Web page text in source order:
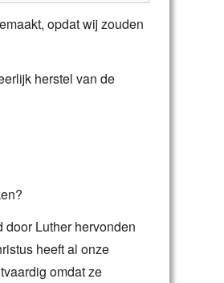
opdat wij zouden
herstel van de
door Luther hervonden
heeft al onze
omdat ze